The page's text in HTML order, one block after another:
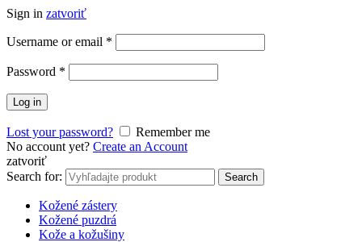
Sign in zatvoriť
Username or email *
Password *
Log in
Lost your password?
Remember me
No account yet? Create an Account
zatvoriť
Search for:
Search
Kožené zástery
Kožené puzdrá
Kože a kožušiny